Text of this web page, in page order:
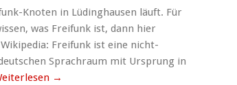
Knoten in Lüdinghausen läuft. Für
was Freifunk ist, dann hier
Freifunk ist eine nicht-
Sprachraum mit Ursprung in
→